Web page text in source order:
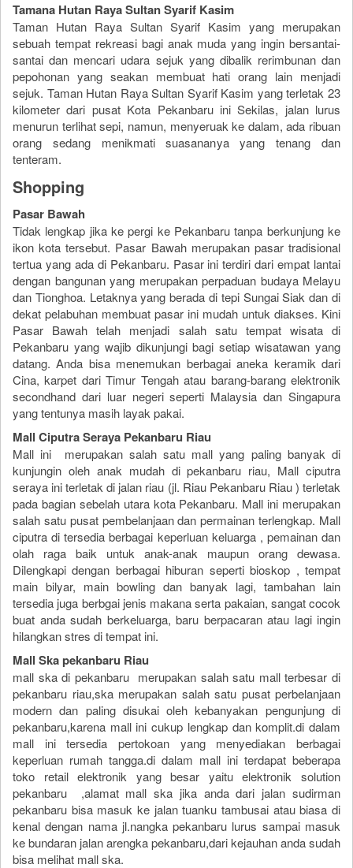
Tamana Hutan Raya Sultan Syarif Kasim
Taman Hutan Raya Sultan Syarif Kasim yang merupakan
sebuah tempat rekreasi bagi anak muda yang ingin bersantai-
santai dan mencari udara sejuk yang dibalik rerimbunan dan
pepohonan yang seakan membuat hati orang lain menjadi
sejuk. Taman Hutan Raya Sultan Syarif Kasim yang terletak 23
kilometer dari pusat Kota Pekanbaru ini Sekilas, jalan lurus
menurun terlihat sepi, namun, menyeruak ke dalam, ada ribuan
orang sedang menikmati suasananya yang tenang dan
tenteram.
Shopping
Pasar Bawah
Tidak lengkap jika ke pergi ke Pekanbaru tanpa berkunjung ke
ikon kota tersebut. Pasar Bawah merupakan pasar tradisional
tertua yang ada di Pekanbaru. Pasar ini terdiri dari empat lantai
dengan bangunan yang merupakan perpaduan budaya Melayu
dan Tionghoa. Letaknya yang berada di tepi Sungai Siak dan di
dekat pelabuhan membuat pasar ini mudah untuk diakses. Kini
Pasar Bawah telah menjadi salah satu tempat wisata di
Pekanbaru yang wajib dikunjungi bagi setiap wisatawan yang
datang. Anda bisa menemukan berbagai aneka keramik dari
Cina, karpet dari Timur Tengah atau barang-barang elektronik
secondhand dari luar negeri seperti Malaysia dan Singapura
yang tentunya masih layak pakai.
Mall Ciputra Seraya Pekanbaru Riau
Mall ini merupakan salah satu mall yang paling banyak di
kunjungin oleh anak mudah di pekanbaru riau, Mall ciputra
seraya ini terletak di jalan riau (jl. Riau Pekanbaru Riau ) terletak
pada bagian sebelah utara kota Pekanbaru. Mall ini merupakan
salah satu pusat pembelanjaan dan permainan terlengkap. Mall
ciputra di tersedia berbagai keperluan keluarga , pemainan dan
olah raga baik untuk anak-anak maupun orang dewasa.
Dilengkapi dengan berbagai hiburan seperti bioskop , tempat
main bilyar, main bowling dan banyak lagi, tambahan lain
tersedia juga berbgai jenis makana serta pakaian, sangat cocok
buat anda sudah berkeluarga, baru berpacaran atau lagi ingin
hilangkan stres di tempat ini.
Mall Ska pekanbaru Riau
mall ska di pekanbaru merupakan salah satu mall terbesar di
pekanbaru riau,ska merupakan salah satu pusat perbelanjaan
modern dan paling disukai oleh kebanyakan pengunjung di
pekanbaru,karena mall ini cukup lengkap dan komplit.di dalam
mall ini tersedia pertokoan yang menyediakan berbagai
keperluan rumah tangga.di dalam mall ini terdapat beberapa
toko retail elektronik yang besar yaitu elektronik solution
pekanbaru ,alamat mall ska jika anda dari jalan sudirman
pekanbaru bisa masuk ke jalan tuanku tambusai atau biasa di
kenal dengan nama jl.nangka pekanbaru lurus sampai masuk
ke bundaran jalan arengka pekanbaru,dari kejauhan anda sudah
bisa melihat mall ska.